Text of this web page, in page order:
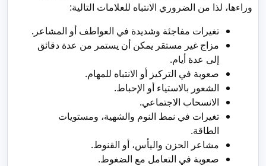
وراءها، لذا من الضروري الانتباه للعلامات التالية:
تغيرات مفاجئة وشديدة في العواطف أو المشاعر.
مزاج غير مستقر يمكن أن يستمر من عدة دقائق
إلى عدة أيام.
صعوبة في التركيز أو الانتباه للمهام.
الشعور بالاستياء أو الإحباط.
الانسحاب الاجتماعي.
تغيرات في نمط النوم والشهية، ومستويات
الطاقة.
مشاعر الحزن واليأس، أو القنوط.
صعوبة في التعامل مع الضغوط.